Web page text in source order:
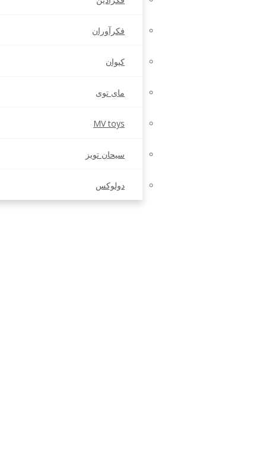
فکرآوران
کیوان
مای توی
MV toys
سیحان تویز
دولوکس